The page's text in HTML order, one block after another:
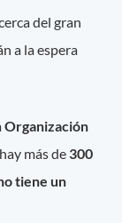
del gran
a la espera
Organización
más de 300
tiene un